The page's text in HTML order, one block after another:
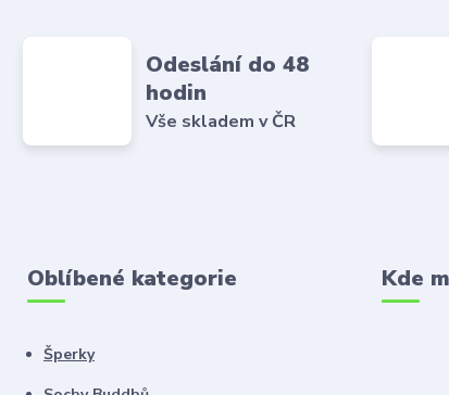
Odeslání do 48
hodin
Vše skladem v ČR
Oblíbené kategorie
Šperky
Kde